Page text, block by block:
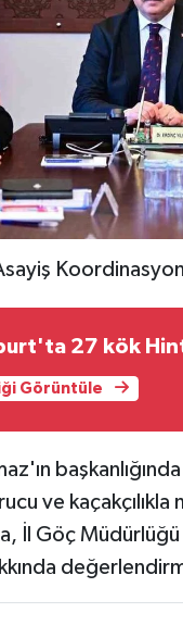
27 kök
Görüntüle
ve
İl Göç